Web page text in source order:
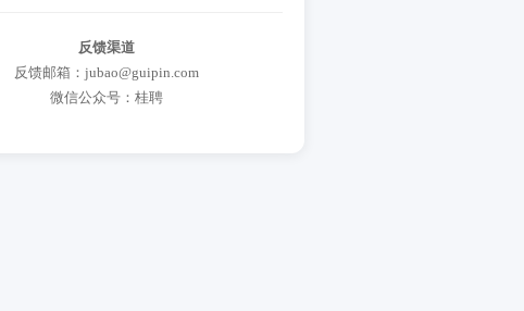
反馈渠道
反馈邮箱：jubao@guipin.com
微信公众号：桂聘